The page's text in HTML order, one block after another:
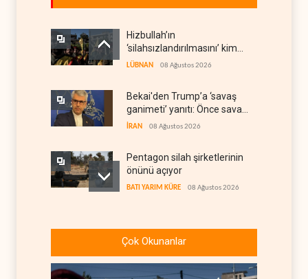
Hizbullah’ın
‘silahsızlandırılmasını’ kim
denetleyecek?
LÜBNAN 08 Ağustos 2026
Bekai'den Trump’a ‘savaş
ganimeti’ yanıtı: Önce savaşı
kazan
İRAN 08 Ağustos 2026
Pentagon silah şirketlerinin
önünü açıyor
BATI YARIM KÜRE 08 Ağustos 2026
saldırıları sürüyor, Beyrut
suskun
Çok Okunanlar